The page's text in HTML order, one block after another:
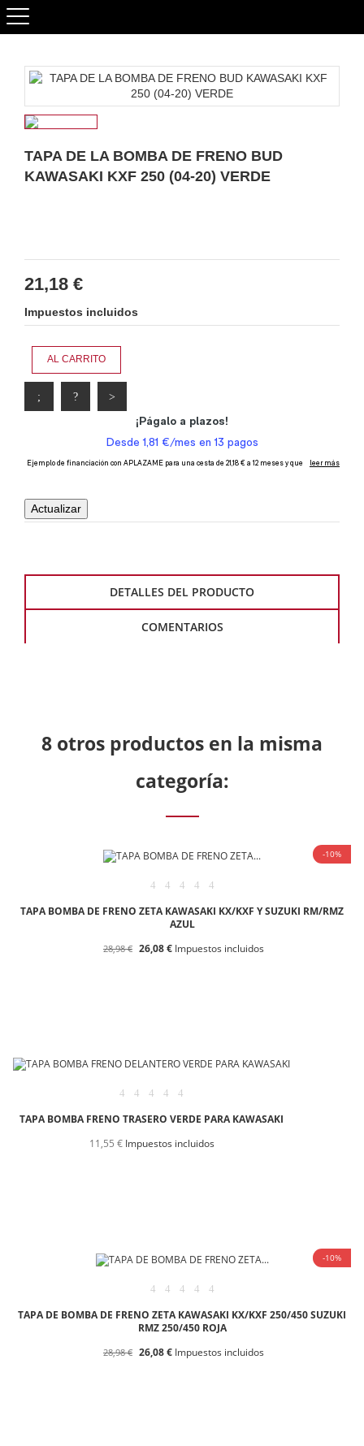
TAPA DE LA BOMBA DE FRENO BUD
KAWASAKI KXF 250 (04-20) VERDE
21,18 €
Impuestos incluidos
AL CARRITO
DETALLES DEL PRODUCTO
COMENTARIOS
8 otros productos en la misma
categoría:
-10%
TAPA BOMBA DE FRENO ZETA KAWASAKI KX/KXF Y SUZUKI RM/RMZ
AZUL
28,98 € 26,08 € Impuestos incluidos
TAPA BOMBA FRENO TRASERO VERDE PARA KAWASAKI
11,55 €Impuestos incluidos
-10%
TAPA DE BOMBA DE FRENO ZETA KAWASAKI KX/KXF 250/450 SUZUKI
RMZ 250/450 ROJA
28,98 € 26,08 € Impuestos incluidos